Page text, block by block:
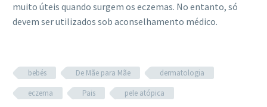
muito úteis quando surgem os eczemas. No entanto, só
devem ser utilizados sob aconselhamento médico.
bebés De Mãe para Mãe
dermatologia
eczema
Pais
pele atópica